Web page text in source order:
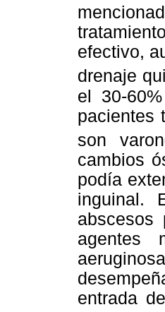
efectivo,
drenaje
el 30-
pacientes
son
cambios
podía
inguinal.
agentes
entrada